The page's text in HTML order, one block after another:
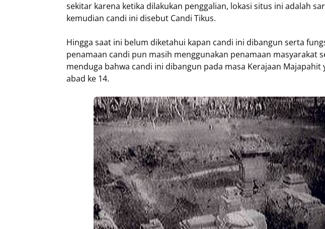
sekitar karena ketika dilakukan penggalian, lokasi situs ini adalah
kemudian candi ini disebut Candi Tikus.
Hingga saat ini belum diketahui kapan candi ini dibangun serta
penamaan candi pun masih menggunakan penamaan masyarakat
menduga bahwa candi ini dibangun pada masa Kerajaan Majapahit
abad ke 14.